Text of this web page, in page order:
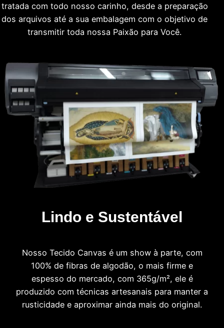
tratada com todo nosso carinho, desde a preparação
dos arquivos até a sua embalagem com o objetivo de
transmitir toda nossa Paixão para Você.
Lindo e Sustentável
Nosso Tecido Canvas é um show à parte, com
100% de fibras de algodão, o mais firme e
espesso do mercado, com 365g/m², ele é
produzido com técnicas artesanais para manter a
rusticidade e aproximar ainda mais do original.